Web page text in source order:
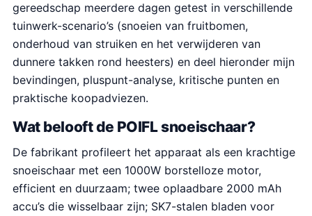
gereedschap meerdere dagen getest in verschillende
tuinwerk-scenario’s (snoeien van fruitbomen,
onderhoud van struiken en het verwijderen van
dunnere takken rond heesters) en deel hieronder mijn
bevindingen, pluspunt-analyse, kritische punten en
praktische koopadviezen.
Wat belooft de POIFL snoeischaar?
De fabrikant profileert het apparaat als een krachtige
snoeischaar met een 1000W borstelloze motor,
efficient en duurzaam; twee oplaadbare 2000 mAh
accu’s die wisselbaar zijn; SK7-stalen bladen voor